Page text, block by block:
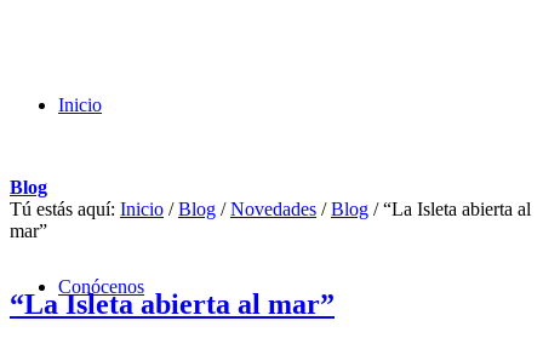
Inicio
Conócenos
Blog
Tú estás aquí: Inicio / Blog / Novedades / Blog / “La Isleta abierta al
mar”
“La Isleta abierta al mar”